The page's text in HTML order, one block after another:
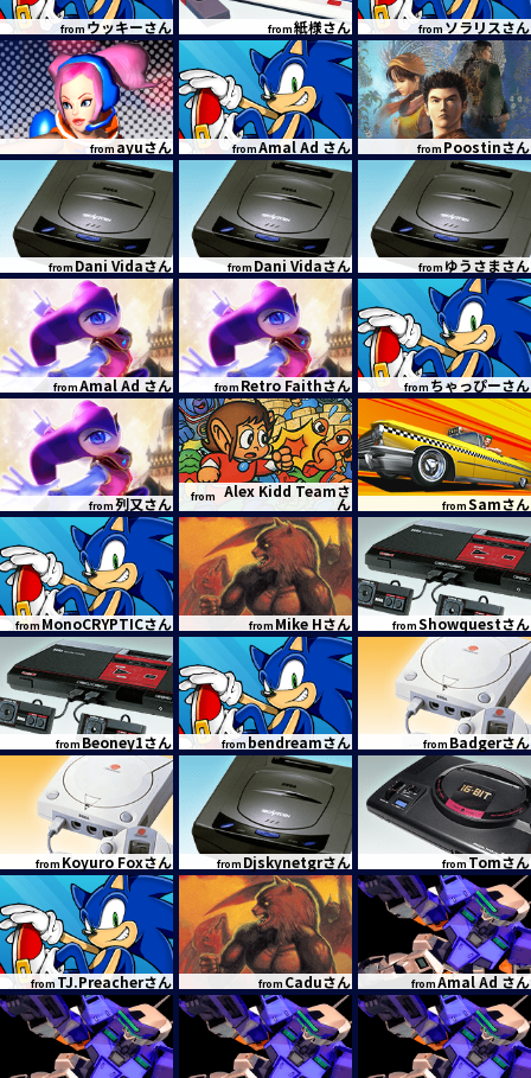
from ウッキーさん from紙様さん from ソラリスさん
from ayuさん fromAmal Ad さん from Poostinさん
from Dani Vidaさん from Dani Vidaさん from ゆうさまさん
fromAmal Ad さん from Retro Faithさん from ちゃっぴーさん
from列又さん from Alex Kidd Teamさ
ん fromSamさん
fromMonoCRYPTICさん from Mike Hさん fromShowquestさん
fromBeoney1さん from bendreamさん from Badgerさん
from Koyuro Foxさん from Djskynetgrさん fromTomさん
from TJ.Preacherさん from Caduさん fromAmal Ad さん